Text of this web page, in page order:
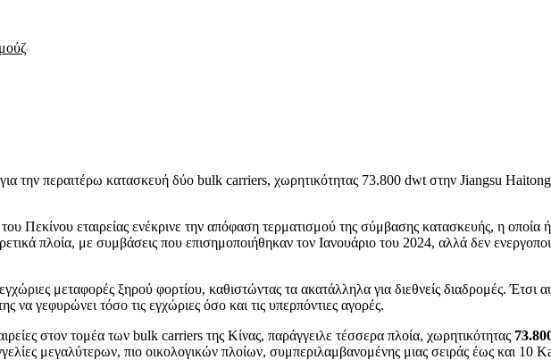
την περαιτέρω κατασκευή δύο bulk carriers, χωρητικότητας 73.800 dwt στην Jiangsu
Πεκίνου εταιρείας ενέκρινε την απόφαση τερματισμού της σύμβασης κατασκευής, η
πλοία, με συμβάσεις που επισημοποιήθηκαν τον Ιανουάριο του 2024, αλλά δεν
μεταφορές ξηρού φορτίου, καθιστώντας τα ακατάλληλα για διεθνείς διαδρομές. Έτσι
να γεφυρώνει τόσο τις εγχώριες όσο και τις υπερπόντιες αγορές.
στον τομέα των bulk carriers της Κίνας, παράγγειλε τέσσερα πλοία, χωρητικότητας
μεγαλύτερων, πιο οικολογικών πλοίων, συμπεριλαμβανομένης μιας σειράς έως και 10